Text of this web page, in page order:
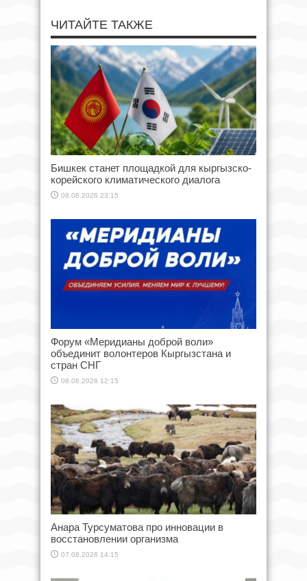
ЧИТАЙТЕ ТАКЖЕ
Бишкек станет площадкой для кыргызско-
корейского климатического диалога
08.08.2026 23:15
Форум «Меридианы доброй воли»
объединит волонтеров Кыргызстана и
стран СНГ
08.08.2026 12:15
Анара Турсуматова про инновации в
восстановлении организма
07.08.2026 14:15